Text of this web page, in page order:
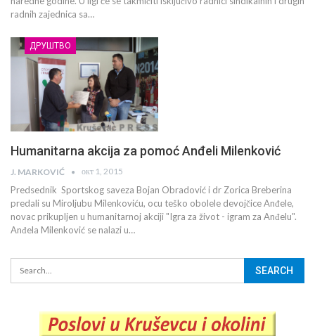
radnih zajednica sa…
ДРУШТВО
Humanitarna akcija za pomoć Anđeli Milenković
J. MARKOVIĆ окт 1, 2015
Predsednik Sportskog saveza Bojan Obradović i dr Zorica Breberina
predali su Miroljubu Milenkoviću, ocu teško obolele devojčice Anđele,
novac prikupljen u humanitarnoj akciji "Igra za život - igram za Anđelu".
Anđela Milenković se nalazi u…